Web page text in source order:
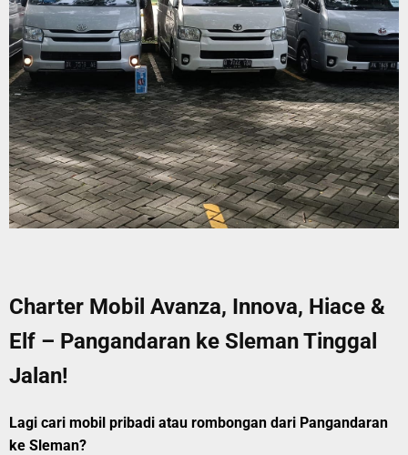
Charter Mobil Avanza, Innova, Hiace &
Elf – Pangandaran ke Sleman Tinggal
Jalan!
Lagi cari mobil pribadi atau rombongan dari Pangandaran
ke Sleman?